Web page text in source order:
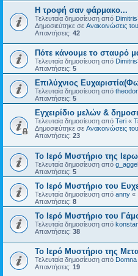
H τροφή σαν φάρμακο...
Τελευταία δημοσίευση από
Δημοσιεύτηκε σε Ανακοινώσεις
Απαντήσεις: 42
Πότε κάνουμε το σταυρό
Τελευταία δημοσίευση από
Απαντήσεις: 5
Επιλύχνιος
Τελευταία δημοσίευση από
Απαντήσεις: 5
Εγχειρίδιο μελών &
Τελευταία δημοσίευση από Teri «
Δημοσιεύτηκε σε Ανακοινώσεις
Απαντήσεις: 23
Το Ιερό Μυστήριο της
Τελευταία δημοσίευση από
Απαντήσεις: 5
Το Ιερό Μυστήριο του
Τελευταία δημοσίευση από anny «
Απαντήσεις: 8
Το Ιερό Μυστήριο του
Τελευταία δημοσίευση από
Απαντήσεις: 38
Το Ιερό Μυστήριο της
Τελευταία δημοσίευση από Domna
Απαντήσεις: 19